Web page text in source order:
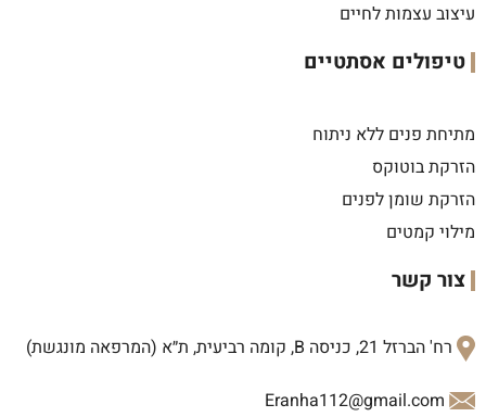
עיצוב עצמות לחיים
טיפולים אסתטיים
מתיחת פנים ללא ניתוח
הזרקת בוטוקס
הזרקת שומן לפנים
מילוי קמטים
צור קשר
רח' הברזל 21, כניסה B, קומה רביעית, ת״א (המרפאה מונגשת)
Eranha112@gmail.com